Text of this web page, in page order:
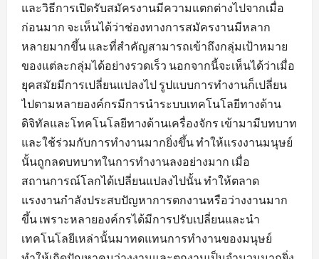
และวิธีการเปิดรับสมัครงานมีความแตกต่างไปจากเมื่อ
ก่อนมาก จะเห็นได้ว่าช่องทางการสมัครงานมีหลาก
หลายมากขึ้น และที่สำคัญสามารถเข้าถึงกลุ่มเป้าหมาย
ของแต่ละกลุ่มได้อย่างรวดเร็ว นอกจากนี้จะเห็นได้ว่าเมื่อ
ยุคสมัยมีการเปลี่ยนแปลงไป รูปแบบการทำงานก็เปลี่ยน
ไปตามหลายองค์กรมีการนำระบบเทคโนโลยีทางด้าน
ดิจิทัลและโทคโนโลยีทางด้านเครื่องจักร เข้ามามีบทบาท
และใช้ร่วมกับการทำงานมากยิ่งขึ้น ทำให้แรงงานมนุษย์
นั้นถูกลดบทบาทในการทำงานลงอย่างมาก เมื่อ
สถานการณ์โลกได้เปลี่ยนแปลงไปนั้น ทำให้ตลาด
แรงงานกำลังประสบปัญหาการตกงานหรือว่างงานมาก
ขึ้น เพราะหลายองค์กรได้มีการปรับเปลี่ยนและนำ
เทคโนโลยีเหล่านั้นมาทดแทนการทำงานของมนุษย์